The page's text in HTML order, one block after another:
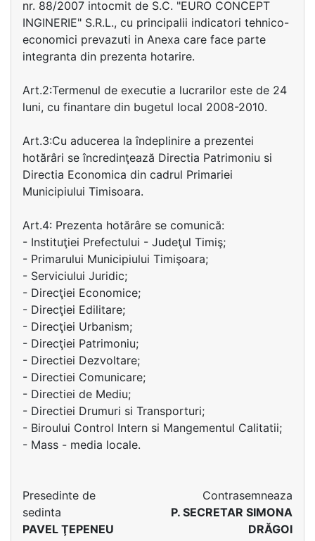
nr. 88/2007 intocmit de S.C. "EURO CONCEPT
INGINERIE" S.R.L., cu principalii indicatori tehnico-
economici prevazuti in Anexa care face parte
integranta din prezenta hotarire.
Art.2:Termenul de executie a lucrarilor este de 24
luni, cu finantare din bugetul local 2008-2010.
Art.3:Cu aducerea la îndeplinire a prezentei
hotărâri se încredinţează Directia Patrimoniu si
Directia Economica din cadrul Primariei
Municipiului Timisoara.
Art.4: Prezenta hotărâre se comunică:
- Instituţiei Prefectului - Judeţul Timiş;
- Primarului Municipiului Timişoara;
- Serviciului Juridic;
- Direcţiei Economice;
- Direcţiei Edilitare;
- Direcţiei Urbanism;
- Direcţiei Patrimoniu;
- Directiei Dezvoltare;
- Directiei Comunicare;
- Directiei de Mediu;
- Directiei Drumuri si Transporturi;
- Biroului Control Intern si Mangementul Calitatii;
- Mass - media locale.
Presedinte de
sedinta
PAVEL ŢEPENEU
Contrasemneaza
P. SECRETAR SIMONA
DRĂGOI